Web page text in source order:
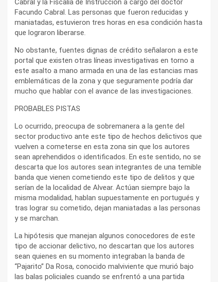
Cabral y la Fiscalía de Instrucción a cargo del doctor
Facundo Cabral. Las personas que fueron reducidas y
maniatadas, estuvieron tres horas en esa condición hasta
que lograron liberarse.
No obstante, fuentes dignas de crédito señalaron a este
portal que existen otras líneas investigativas en torno a
este asalto a mano armada en una de las estancias mas
emblemáticas de la zona y que seguramente podría dar
mucho que hablar con el avance de las investigaciones.
PROBABLES PISTAS
Lo ocurrido, preocupa de sobremanera a la gente del
sector productivo ante este tipo de hechos delictivos que
vuelven a cometerse en esta zona sin que los autores
sean aprehendidos o identificados. En este sentido, no se
descarta que los autores sean integrantes de una temible
banda que vienen cometiendo este tipo de delitos y que
serían de la localidad de Alvear. Actúan siempre bajo la
misma modalidad, hablan supuestamente en portugués y
tras lograr su cometido, dejan maniatadas a las personas
y se marchan.
La hipótesis que manejan algunos conocedores de este
tipo de accionar delictivo, no descartan que los autores
sean quienes en su momento integraban la banda de
“Pajarito” Da Rosa, conocido malviviente que murió bajo
las balas policiales cuando se enfrentó a una partida